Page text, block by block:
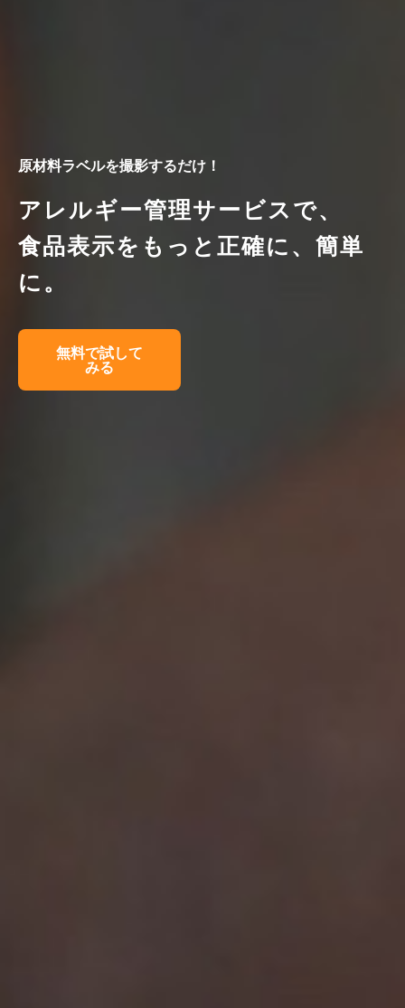
原材料ラベルを撮影するだけ！
アレルギー管理サービスで、
食品表示をもっと正確に、簡単
に。
無料で試して
みる